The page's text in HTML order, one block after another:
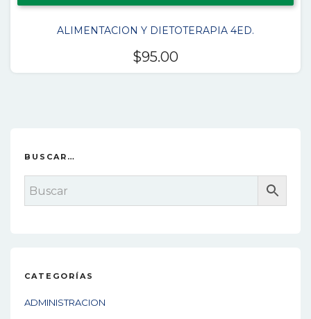
ALIMENTACION Y DIETOTERAPIA 4ED.
$95.00
BUSCAR…
CATEGORÍAS
ADMINISTRACION